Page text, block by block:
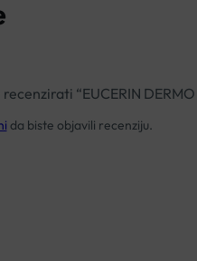
“EUCERIN
da biste objavili recenziju.